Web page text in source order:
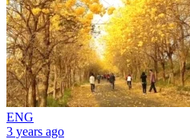
ENG
3 years ago